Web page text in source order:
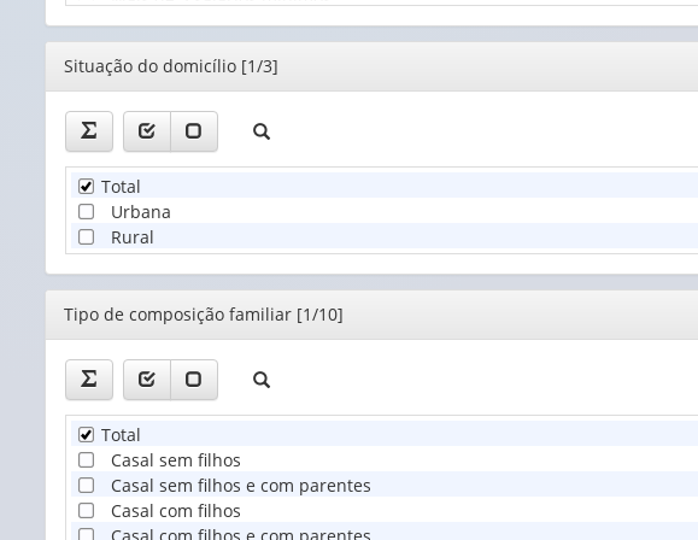
Sem rendimento
Editor
Situação do domicílio [1/3]
Total
Urbana
Rural
Editor
Tipo de composição familiar [1/10]
Total
Casal sem filhos
Casal sem filhos e com parentes
Casal com filhos
Casal com filhos e com parentes